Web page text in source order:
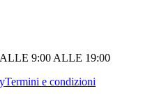
9:00 ALLE 19:00
Termini e condizioni